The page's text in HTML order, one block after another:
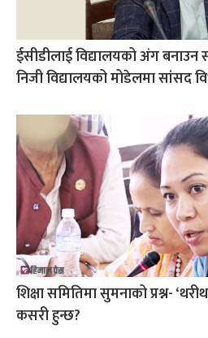
ईसीडीलाई विद्यालयको अंग बनाउन
निजी विद्यालयको मोडेलमा सांसद
शिक्षा समितिमा सुमनाको प्रश्न-
कसरी हुन्छ?